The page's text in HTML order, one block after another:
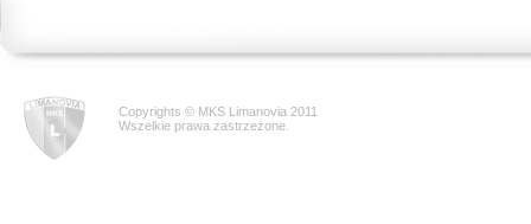
Copyrights © MKS Limanovia 2011
Wszelkie prawa zastrzeżone.